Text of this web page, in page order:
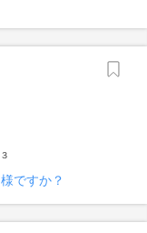
ですか？